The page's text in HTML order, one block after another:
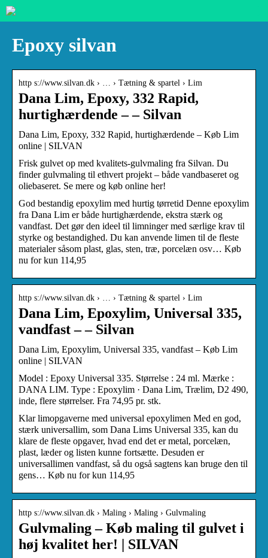
Epoxy silvan
http s://www.silvan.dk › … › Tætning & spartel › Lim
Dana Lim, Epoxy, 332 Rapid,
hurtighærdende – – Silvan
Dana Lim, Epoxy, 332 Rapid, hurtighærdende – Køb Lim
online | SILVAN
Frisk gulvet op med kvalitets-gulvmaling fra Silvan. Du
finder gulvmaling til ethvert projekt – både vandbaseret og
oliebaseret. Se mere og køb online her!
God bestandig epoxylim med hurtig tørretid Denne epoxylim
fra Dana Lim er både hurtighærdende, ekstra stærk og
vandfast. Det gør den ideel til limninger med særlige krav til
styrke og bestandighed. Du kan anvende limen til de fleste
materialer såsom plast, glas, sten, træ, porcelæn osv… Køb
nu for kun 114,95
http s://www.silvan.dk › … › Tætning & spartel › Lim
Dana Lim, Epoxylim, Universal 335,
vandfast – – Silvan
Dana Lim, Epoxylim, Universal 335, vandfast – Køb Lim
online | SILVAN
Model : Epoxy Universal 335. Størrelse : 24 ml. Mærke :
DANA LIM. Type : Epoxylim · Dana Lim, Trælim, D2 490,
inde, flere størrelser. Fra 74,95 pr. stk.
Klar limopgaverne med universal epoxylimen Med en god,
stærk universallim, som Dana Lims Universal 335, kan du
klare de fleste opgaver, hvad end det er metal, porcelæn,
plast, læder og listen kunne fortsætte. Desuden er
universallimen vandfast, så du også sagtens kan bruge den til
gens… Køb nu for kun 114,95
http s://www.silvan.dk › Maling › Maling › Gulvmaling
Gulvmaling – Køb maling til gulvet i
høj kvalitet her! | SILVAN